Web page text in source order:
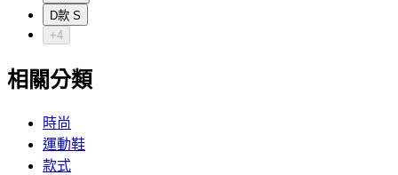
D款 S
+4
相關分類
時尚
運動鞋
款式